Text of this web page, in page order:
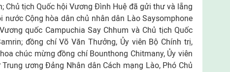
Chủ tịch Quốc hội Vương Ðình Huệ đã gửi thư và lẵng
nước Cộng hòa dân chủ nhân dân Lào Saysomphone
quốc Campuchia Say Chhum và Chủ tịch Quốc
đồng chí Võ Văn Thưởng, Ủy viên Bộ Chính trị,
chúc mừng đồng chí Bounthong Chitmany, Ủy viên
ương Ðảng Nhân dân Cách mạng Lào, Phó Chủ